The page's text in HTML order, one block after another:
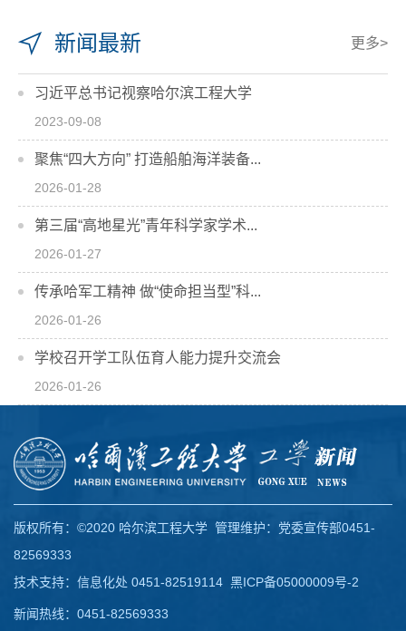
新闻最新 更多>
习近平总书记视察哈尔滨工程大学
2023-09-08
聚焦“四大方向” 打造船舶海洋装备...
2026-01-28
第三届“高地星光”青年科学家学术...
2026-01-27
传承哈军工精神 做“使命担当型”科...
2026-01-26
学校召开学工队伍育人能力提升交流会
2026-01-26
版权所有：©2020 哈尔滨工程大学 管理维护：党委宣传部0451-
82569333
技术支持：信息化处 0451-82519114 黑ICP备05000009号-2
新闻热线：0451-82569333